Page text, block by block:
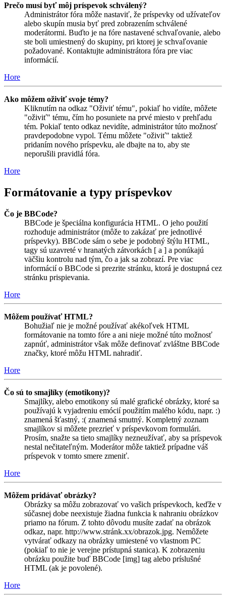
Prečo musí byť môj príspevok schválený?
Administrátor fóra môže nastaviť, že príspevky od užívateľov
alebo skupín musia byť pred zobrazením schválené
moderátormi. Buďto je na fóre nastavené schvaľovanie, alebo
ste boli umiestnený do skupiny, pri ktorej je schvaľovanie
požadované. Kontaktujte administrátora fóra pre viac
informácií.
Hore
Ako môžem oživiť svoje témy?
Kliknutím na odkaz "Oživiť tému", pokiaľ ho vidíte, môžete
"oživiť" tému, čím ho posuniete na prvé miesto v prehľadu
tém. Pokiaľ tento odkaz nevidíte, administrátor túto možnosť
pravdepodobne vypol. Tému môžete "oživiť" taktiež
pridaním nového príspevku, ale dbajte na to, aby ste
neporušili pravidlá fóra.
Hore
Formátovanie a typy príspevkov
Čo je BBCode?
BBCode je špeciálna konfigurácia HTML. O jeho použití
rozhoduje administrátor (môže to zakázať pre jednotlivé
príspevky). BBCode sám o sebe je podobný štýlu HTML,
tagy sú uzavreté v hranatých zátvorkách [ a ] a ponúkajú
väčšiu kontrolu nad tým, čo a jak sa zobrazí. Pre viac
informácií o BBCode si prezrite stránku, ktorá je dostupná cez
stránku prispievania.
Hore
Môžem používať HTML?
Bohužiaľ nie je možné používať akékoľvek HTML
formátovanie na tomto fóre a ani nieje možné túto možnosť
zapnúť, administrátor však môže definovať zvláštne BBCode
značky, ktoré môžu HTML nahradiť.
Hore
Čo sú to smajlíky (emotikony)?
Smajlíky, alebo emotikony sú malé grafické obrázky, ktoré sa
používajú k vyjadreniu emócií použitím malého kódu, napr. :)
znamená šťastný, :( znamená smutný. Kompletný zoznam
smajlíkov si môžete prezrieť v príspevkovom formulári.
Prosím, snažte sa tieto smajlíky nezneužívať, aby sa príspevok
nestal nečitateľným. Moderátor môže taktiež prípadne váš
príspevok v tomto smere zmeniť.
Hore
Môžem pridávať obrázky?
Obrázky sa môžu zobrazovať vo vašich príspevkoch, keďže v
súčasnej dobe neexistuje žiadna funkcia k nahraniu obrázkov
priamo na fórum. Z tohto dôvodu musíte zadať na obrázok
odkaz, napr. http://www.stránk.xx/obrazok.jpg. Nemôžete
vytvárať odkazy na obrázky umiestené vo vlastnom PC
(pokiaľ to nie je verejne prístupná stanica). K zobrazeniu
obrázku použite buď BBCode [img] tag alebo príslušné
HTML (ak je povolené).
Hore